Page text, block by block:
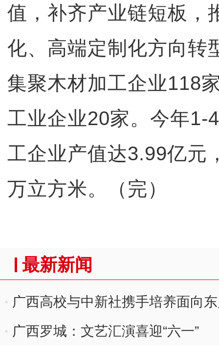
值，补齐产业链短板，
化、高端定制化方向转
集聚木材加工企业118
工业企业20家。今年1-
工企业产值达3.99亿元
万立方米。（完）
最新新闻
广西高校与中新社携手培养面向
广西罗城：文艺汇演喜迎“六一”